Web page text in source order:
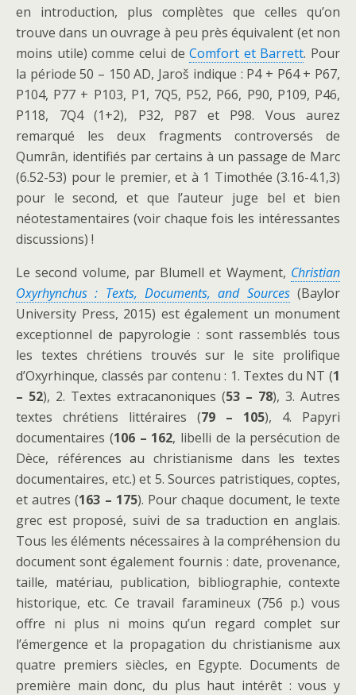
en introduction, plus complètes que celles qu’on
trouve dans un ouvrage à peu près équivalent (et non
moins utile) comme celui deComfort et Barrett. Pour
la période 50 – 150 AD, Jaroš indique : P4 + P64 + P67,
P104, P77 + P103, P1, 7Q5, P52, P66, P90, P109, P46,
P118, 7Q4 (1+2), P32, P87 et P98. Vous aurez
remarqué les deux fragments controversés de
Qumrân, identifiés par certains à un passage de Marc
(6.52-53) pour le premier, et à 1 Timothée (3.16-4.1,3)
pour le second, et que l’auteur juge bel et bien
néotestamentaires (voir chaque fois les intéressantes
discussions) !
Le second volume, par Blumell et Wayment, Christian
Oxyrhynchus : Texts, Documents, and Sources(Baylor
University Press, 2015) est également un monument
exceptionnel de papyrologie : sont rassemblés tous
les textes chrétiens trouvés sur le site prolifique
d’Oxyrhinque, classés par contenu : 1. Textes du NT (1
– 52), 2. Textes extracanoniques (53 – 78), 3. Autres
textes chrétiens littéraires (79 – 105), 4. Papyri
documentaires (106 – 162, libelli de la persécution de
Dèce, références au christianisme dans les textes
documentaires, etc.) et 5. Sources patristiques, coptes,
et autres (163 – 175). Pour chaque document, le texte
grec est proposé, suivi de sa traduction en anglais.
Tous les éléments nécessaires à la compréhension du
document sont également fournis : date, provenance,
taille, matériau, publication, bibliographie, contexte
historique, etc. Ce travail faramineux (756 p.) vous
offre ni plus ni moins qu’un regard complet sur
l’émergence et la propagation du christianisme aux
quatre premiers siècles, en Egypte. Documents de
première main donc, du plus haut intérêt : vous y